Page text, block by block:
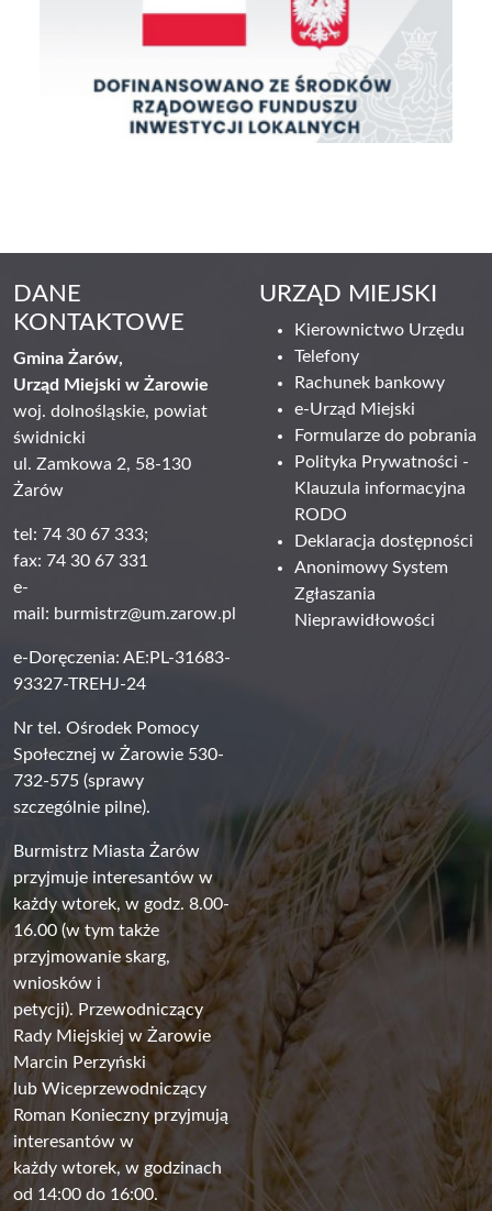
DANE
KONTAKTOWE
Gmina Żarów,
Urząd Miejski w Żarowie
woj. dolnośląskie, powiat
świdnicki
ul. Zamkowa 2, 58-130
Żarów
tel: 74 30 67 333;
fax: 74 30 67 331
e-
mail: burmistrz@um.zarow.pl
e-Doręczenia: AE:PL-31683-
93327-TREHJ-24
Nr tel. Ośrodek Pomocy
Społecznej w Żarowie 530-
732-575 (sprawy
szczególnie pilne).
Burmistrz Miasta Żarów
przyjmuje interesantów w
każdy wtorek, w godz. 8.00-
16.00 (w tym także
przyjmowanie skarg,
wniosków i
petycji). Przewodniczący
Rady Miejskiej w Żarowie
Marcin Perzyński
lub Wiceprzewodniczący
Roman Konieczny przyjmują
interesantów w
każdy wtorek, w godzinach
od 14:00 do 16:00.
URZĄD MIEJSKI
Kierownictwo Urzędu
Telefony
Rachunek bankowy
e-Urząd Miejski
Formularze do pobrania
Polityka Prywatności -
Klauzula informacyjna
RODO
Deklaracja dostępności
Anonimowy System
Zgłaszania
Nieprawidłowości